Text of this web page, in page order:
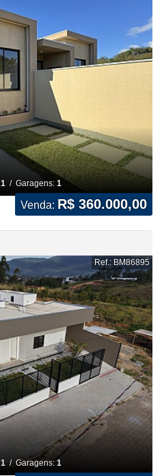
1/ Garagens: 1
Venda: R$ 360.000,00
Ref.: BM86895
1/ Garagens:1